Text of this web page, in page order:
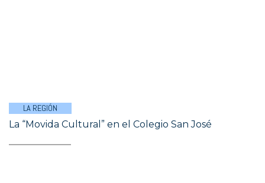
LA REGIÓN
La “Movida Cultural” en el Colegio San José